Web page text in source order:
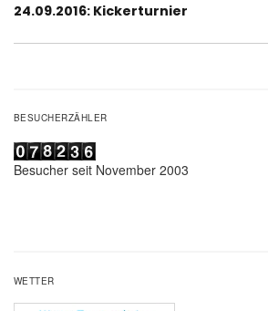
Nächster
24.09.2016: Kickerturnier
BESUCHERZÄHLER
Besucher seit November 2003
WETTER